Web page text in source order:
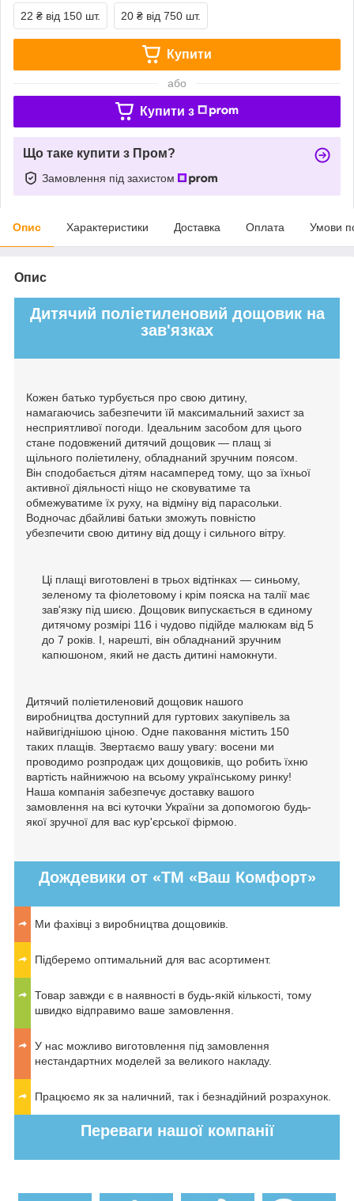
22 ₴ від 150 шт. 20 ₴ від 750 шт.
Купити
або
Купити з
Що таке купити з Пром?
Замовлення під захистом
Опис Характеристики Доставка Оплата Умови
Опис
Дитячий поліетиленовий дощовик на
зав'язках
Кожен батько турбується про свою дитину,
намагаючись забезпечити їй максимальний захист за
несприятливої погоди. Ідеальним засобом для цього
стане подовжений дитячий дощовик — плащ зі
щільного поліетилену, обладнаний зручним поясом.
Він сподобається дітям насамперед тому, що за їхньої
активної діяльності ніщо не сковуватиме та
обмежуватиме їх руху, на відміну від парасольки.
Водночас дбайливі батьки зможуть повністю
убезпечити свою дитину від дощу і сильного вітру.
Ці плащі виготовлені в трьох відтінках — синьому,
зеленому та фіолетовому і крім пояска на талії має
зав'язку під шиєю. Дощовик випускається в єдиному
дитячому розмірі 116 і чудово підійде малюкам від 5
до 7 років. І, нарешті, він обладнаний зручним
капюшоном, який не дасть дитині намокнути.
Дитячий поліетиленовий дощовик нашого
виробництва доступний для гуртових закупівель за
найвигіднішою ціною. Одне паковання містить 150
таких плащів. Звертаємо вашу увагу: восени ми
проводимо розпродаж цих дощовиків, що робить їхню
вартість найнижчою на всьому українському ринку!
Наша компанія забезпечує доставку вашого
замовлення на всі куточки України за допомогою будь-
якої зручної для вас кур'єрської фірмою.
Дождевики от «ТМ «Ваш Комфорт»
Ми фахівці з виробництва дощовиків.
Підберемо оптимальний для вас асортимент.
Товар завжди є в наявності в будь-якій кількості, тому
швидко відправимо ваше замовлення.
У нас можливо виготовлення під замовлення
нестандартних моделей за великого накладу.
Працюємо як за наличний, так і безнадійний розрахунок.
Переваги нашої компанії